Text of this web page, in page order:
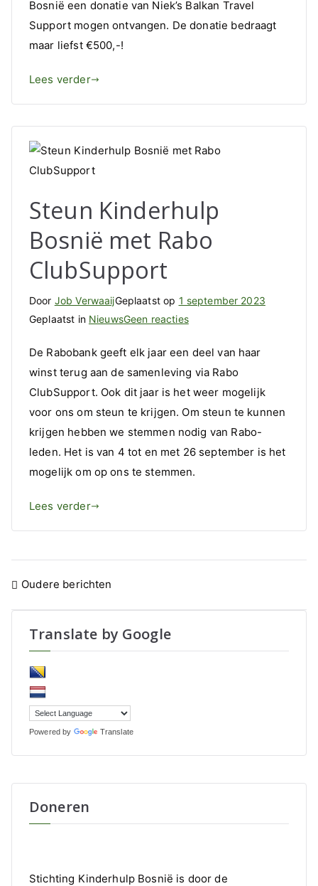
Niek’s
Balkan
Bosnië een donatie van Niek’s Balkan Travel
Support mogen ontvangen. De donatie bedraagt
maar liefst €500,-!
Lees verder
Steun Kinderhulp
Bosnië met Rabo
ClubSupport
Door Job VerwaaijGeplaatst op 1 september 2023
Geplaatst in NieuwsGeen reactiesop
Kinderhulp
Bosnië
met
Rabo
ClubSupport
De Rabobank geeft elk jaar een deel van haar
winst terug aan de samenleving via Rabo
ClubSupport. Ook dit jaar is het weer mogelijk
voor ons om steun te krijgen. Om steun te kunnen
krijgen hebben we stemmen nodig van Rabo-
leden. Het is van 4 tot en met 26 september is het
mogelijk om op ons te stemmen.
Lees verder
Berichtennavigatie
Oudere berichten
Translate by Google
Powered by Translate
Doneren
Stichting Kinderhulp Bosnië is door de